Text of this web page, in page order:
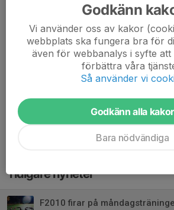
Ett stort grattis för att ni bidrar med er
med ett leende på läpparna oavsett årstid!
Dela nyhet
Kommentarer
Tidigare nyheter
F2010 firar på
Godkänn
Vi använder oss av kakor
webbplats ska fungera bra för
även för webbanalys i syfte att
förbättra våra
Så använder vi
Godkänn alla kakor
Bara nödvändiga